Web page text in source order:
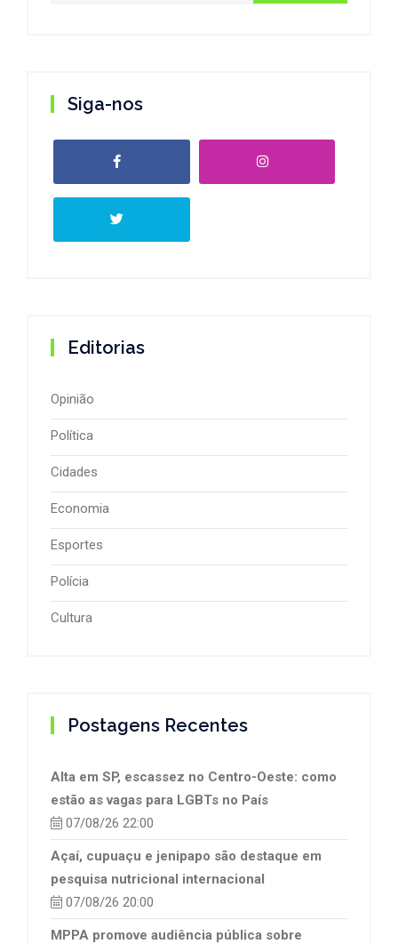
Siga-nos
Editorias
Opinião
Política
Cidades
Economia
Esportes
Polícia
Cultura
Postagens Recentes
Alta em SP, escassez no Centro-Oeste: como
estão as vagas para LGBTs no País
07/08/26 22:00
Açaí, cupuaçu e jenipapo são destaque em
pesquisa nutricional internacional
07/08/26 20:00
MPPA promove audiência pública sobre